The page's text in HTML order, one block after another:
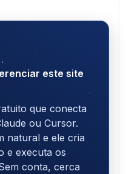
este site
que conecta
ou Cursor.
natural e ele cria
e executa os
conta, cerca